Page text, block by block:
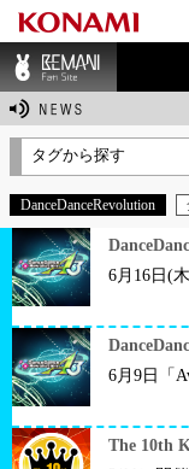
BEMANI Fan Sit
タグから探す
DanceDanceRevolution
6月16日(
6月9日「
The 10th